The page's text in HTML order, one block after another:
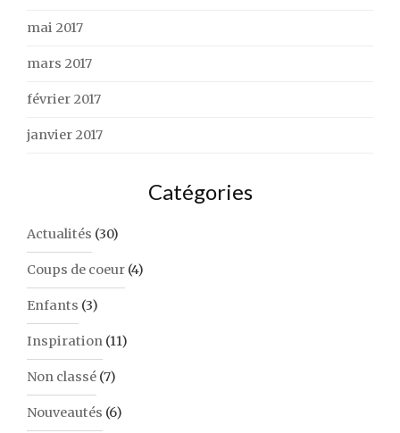
mai 2017
mars 2017
février 2017
janvier 2017
Catégories
Actualités (30)
Coups de coeur (4)
Enfants (3)
Inspiration (11)
Non classé (7)
Nouveautés (6)